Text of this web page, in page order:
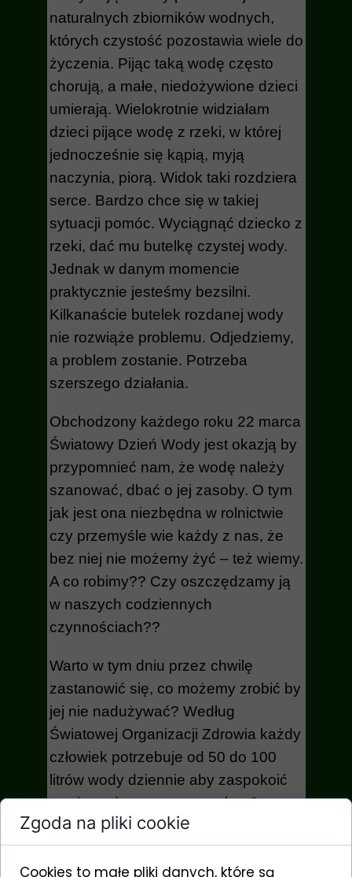
naturalnych zbiorników wodnych,
których czystość pozostawia wiele do
życzenia. Pijąc taką wodę często
chorują, a małe, niedożywione dzieci
umierają. Wielokrotnie widziałam
dzieci pijące wodę z rzeki, w której
jednocześnie się kąpią, myją
naczynia, piorą. Widok taki rozdziera
serce. Bardzo chce się w takiej
sytuacji pomóc. Wyciągnąć dziecko z
rzeki, dać mu butelkę czystej wody.
Jednak w danym momencie
praktycznie jesteśmy bezsilni.
Kilkanaście butelek rozdanej wody
nie rozwiąże problemu. Odjedziemy,
a problem zostanie. Potrzeba
szerszego działania.
Obchodzony każdego roku 22 marca
Światowy Dzień Wody jest okazją by
przypomnieć nam, że wodę należy
szanować, dbać o jej zasoby. O tym
jak jest ona niezbędna w rolnictwie
czy przemyśle wie każdy z nas, że
bez niej nie możemy żyć – też wiemy.
A co robimy?? Czy oszczędzamy ją
w naszych codziennych
czynnościach??
Warto w tym dniu przez chwilę
zastanowić się, co możemy zrobić by
jej nie nadużywać? Według
Światowej Organizacji Zdrowia każdy
człowiek potrzebuje od 50 do 100
litrów wody dziennie aby zaspokoić
swoje podstawowe potrzeby. Czy
mając na co dzień „nieograniczony”
dostęp do pitnej wody nie
nadużywamy jej?
Zgoda na pliki cookie
Cookies to małe pliki danych, które są